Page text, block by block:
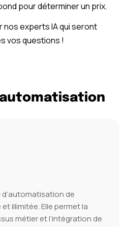
pour déterminer un prix.
nos experts IA qui seront
vos questions !
de
illimitée. Elle permet la
métier et l’intégration de